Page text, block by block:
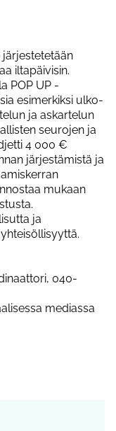
iltapäivisin.
POP UP -
esimerkiksi ulko-
ja askartelun
seurojen ja
4 000 €
järjestämistä ja
mukaan
ja
040-
mediassa